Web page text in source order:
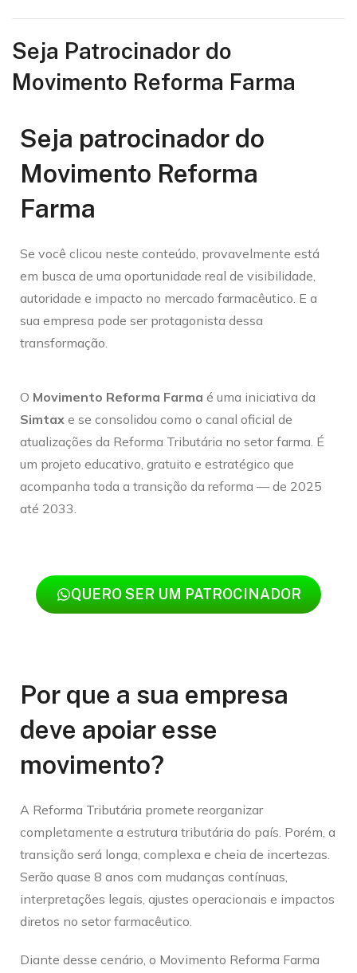
Seja Patrocinador do
Movimento Reforma Farma
Seja patrocinador do
Movimento Reforma
Farma
Se você clicou neste conteúdo, provavelmente está
em busca de uma oportunidade real de visibilidade,
autoridade e impacto no mercado farmacêutico. E a
sua empresa pode ser protagonista dessa
transformação.
O Movimento Reforma Farma é uma iniciativa da
Simtax e se consolidou como o canal oficial de
atualizações da Reforma Tributária no setor farma. É
um projeto educativo, gratuito e estratégico que
acompanha toda a transição da reforma — de 2025
até 2033.
QUERO SER UM PATROCINADOR
Por que a sua empresa
deve apoiar esse
movimento?
A Reforma Tributária promete reorganizar
completamente a estrutura tributária do país. Porém, a
transição será longa, complexa e cheia de incertezas.
Serão quase 8 anos com mudanças contínuas,
interpretações legais, ajustes operacionais e impactos
diretos no setor farmacêutico.
Diante desse cenário, o Movimento Reforma Farma